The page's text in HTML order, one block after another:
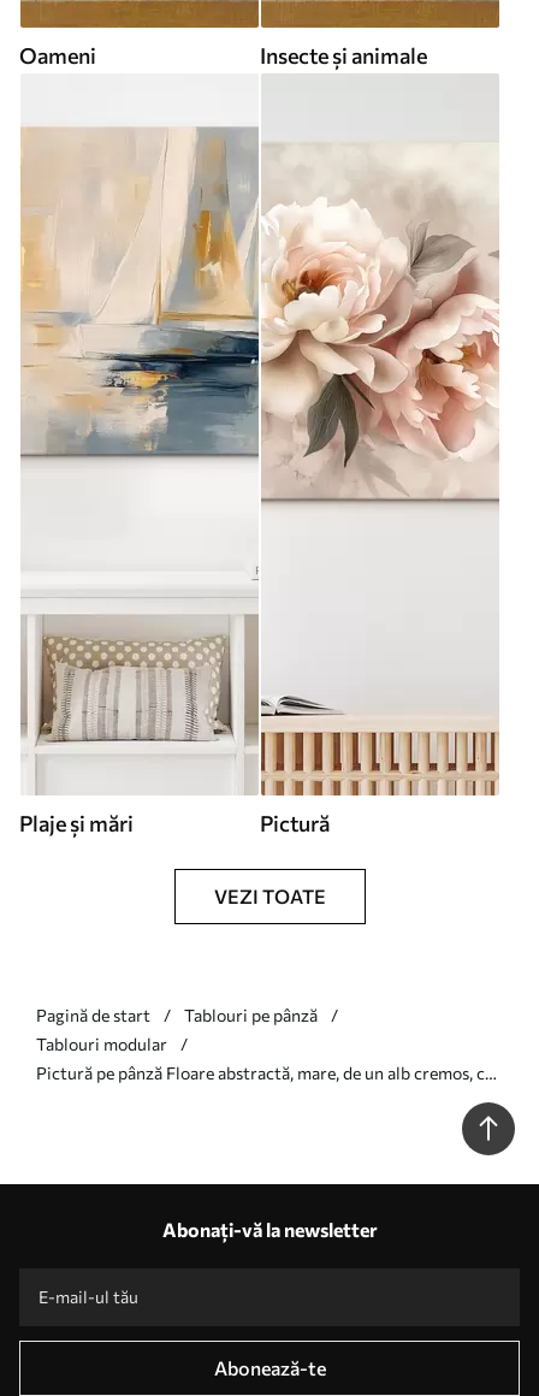
Oameni Insecte și animale
Plaje și mări Pictură
VEZI TOATE
Pagină de start
Tablouri pe pânză
Tablouri modular
Pictură pe pânză Floare abstractă, mare, de un alb cremos, cu
Abonați-vă la newsletter
Abonează-te